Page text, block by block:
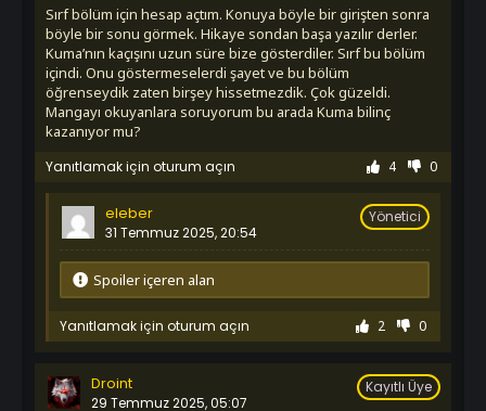
İzledim
İzledim
1. Sezon 1102. Bölüm
İzledim
1. Sezon 1103. Bölüm
İzledim
1. Sezon 1104. Bölüm
İzledim
İzledim
1. Sezon 1107. Bölüm
1. Sezon 1108. Bölüm
1. Sezon 1109. Bölüm
İzledim
Sırf bölüm için hesap açtım. Konuya böyle bir girişten sonra
böyle bir sonu görmek. Hikaye sondan başa yazılır derler.
Kuma’nın kaçışını uzun süre bize gösterdiler. Sırf bu bölüm
içindi. Onu göstermeselerdi şayet ve bu bölüm
öğrenseydik zaten birşey hissetmezdik. Çok güzeldi.
Mangayı okuyanlara soruyorum bu arada Kuma bilinç
kazanıyor mu?
4 0
Yanıtlamak için oturum açın
eleber
Yönetici
31 Temmuz 2025, 20:54
Spoiler içeren alan
2 0
Yanıtlamak için oturum açın
Droint
Kayıtlı Üye
29 Temmuz 2025, 05:07